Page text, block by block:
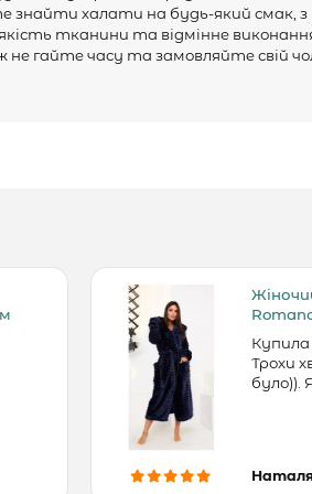
знайти халати на будь-який смак,
тканини та відмінне
не гайте часу та замовляйте свій
Купила
Трохи
було)).
Наталя